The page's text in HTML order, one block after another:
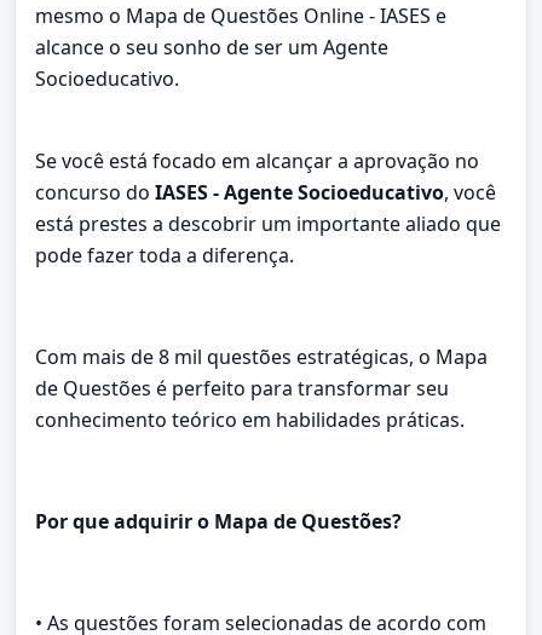
mesmo o Mapa de Questões Online - IASES e
alcance o seu sonho de ser um Agente
Socioeducativo.
Se você está focado em alcançar a aprovação no
concurso do IASES - Agente Socioeducativo, você
está prestes a descobrir um importante aliado que
pode fazer toda a diferença.
Com mais de 8 mil questões estratégicas, o Mapa
de Questões é perfeito para transformar seu
conhecimento teórico em habilidades práticas.
Por que adquirir o Mapa de Questões?
• As questões foram selecionadas de acordo com